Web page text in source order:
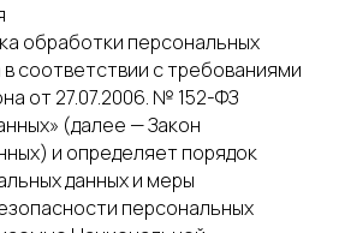
обработки персональных
соответствии с требованиями
от 27.07.2006. № 152-ФЗ
(далее — Закон
и определяет порядок
данных и меры
персональных